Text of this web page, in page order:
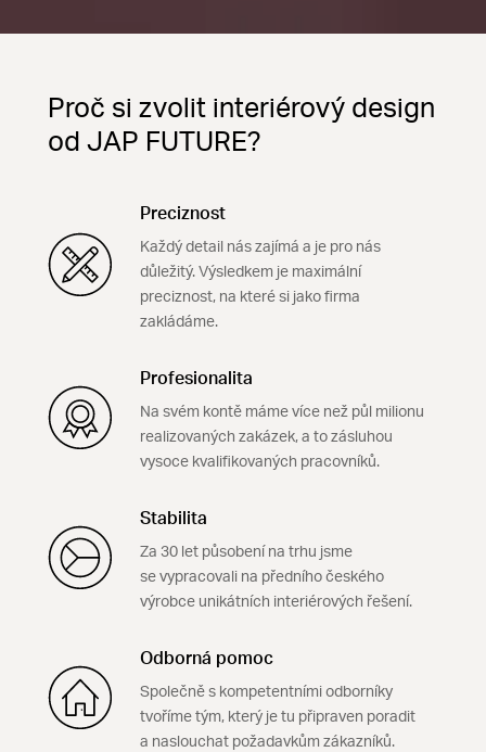
Proč si zvolit interiérový design
od JAP FUTURE?
Preciznost
Každý detail nás zajímá a je pro nás
důležitý. Výsledkem je maximální
preciznost, na které si jako firma
zakládáme.
Profesionalita
Na svém kontě máme více než půl milionu
realizovaných zakázek, a to zásluhou
vysoce kvalifikovaných pracovníků.
Stabilita
Za 30 let působení na trhu jsme
se vypracovali na předního českého
výrobce unikátních interiérových řešení.
Odborná pomoc
Společně s kompetentními odborníky
tvoříme tým, který je tu připraven poradit
a naslouchat požadavkům zákazníků.